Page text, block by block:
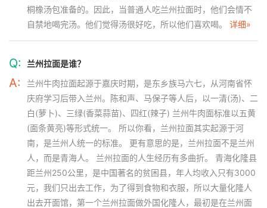
桐橡汤包准备的。因此，当普通人吃兰州拉面时，他们会情不
自禁地喝完汤。他们觉得汤很好吃，所以他们喜欢喝。 详细»
Q: 兰州拉面是谁？
A:
兰州牛肉拉面起源于嘉庆时期，是东乡族马六七，从河南省怀
庆府学习后带入兰州。陈和声、马保子等人后，以一清(汤)、二
白(萝卜)、三绿(香菜蒜苗)、四红(辣子) 兰州牛肉面标准以五黄
(面条黄亮)等形式统一。 所以你看，兰州拉面其实起源于河
南，是兰州人统一的标准。 更有意思的是，兰州拉面不是兰州
人，而是青海人。 兰州拉面的人生经历有多曲折。 青海化隆县
距兰州250公里，是中国著名的贫困县，年人均收入只有3000
元，我们只出去工作，为了得到食物和衣服，所以大量化隆人
出去开面馆，第一个兰州拉面做外国化隆人，最初是在兰州面